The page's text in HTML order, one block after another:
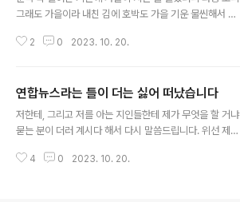
그래도 가을이라 내친 김에 호박도 가을 기운 물씬해서 얼
다. 별리하는 기쁨 계워 계절이 어디 섰는지도 몰랐다. 결론
2 0 2023. 10. 20.
연합뉴스라는 틀이 더는 싫어 떠났습니다
저한테, 그리고 저를 아는 지인들한테 제가 무엇을 할 거냐
묻는 분이 더러 계시다 해서 다시 말씀드립니다. 위선 제가
로 돌아오는 까닭입니다. 저는 연합뉴스 직원, 혹은 연합뉴
4 0 2023. 10. 20.